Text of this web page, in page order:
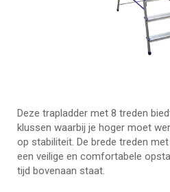
Deze trapladder met 8 treden
klussen waarbij je hoger moet
op stabiliteit. De brede treden
een veilige en comfortabele
tijd bovenaan staat.